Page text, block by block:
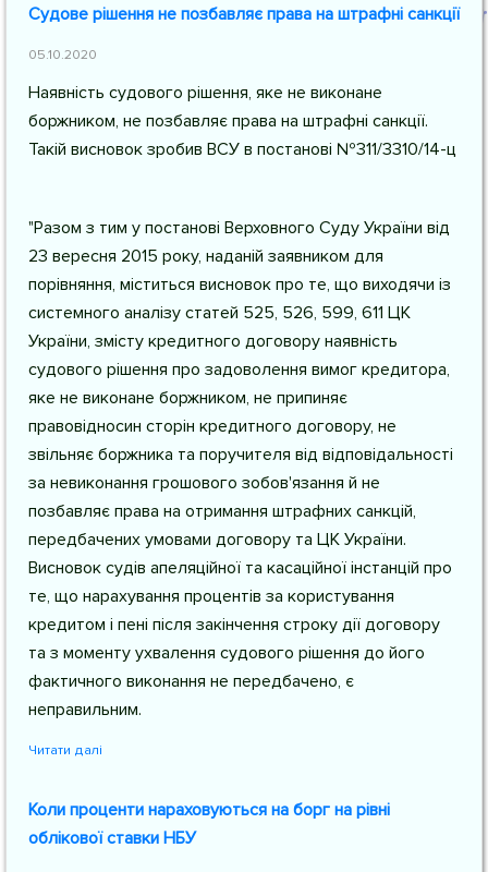
Судове рішення не позбавляє права на штрафні санкції
05.10.2020
Наявність судового рішення, яке не виконане
боржником, не позбавляє права на штрафні санкції.
Такій висновок зробив ВСУ в постанові №311/3310/14-ц
"Разом з тим у постанові Верховного Суду України від
23 вересня 2015 року, наданій заявником для
порівняння, міститься висновок про те, що виходячи із
системного аналізу статей 525, 526, 599, 611 ЦК
України, змісту кредитного договору наявність
судового рішення про задоволення вимог кредитора,
яке не виконане боржником, не припиняє
правовідносин сторін кредитного договору, не
звільняє боржника та поручителя від відповідальності
за невиконання грошового зобов'язання й не
позбавляє права на отримання штрафних санкцій,
передбачених умовами договору та ЦК України.
Висновок судів апеляційної та касаційної інстанцій про
те, що нарахування процентів за користування
кредитом і пені після закінчення строку дії договору
та з моменту ухвалення судового рішення до його
фактичного виконання не передбачено, є
неправильним.
Читати далі
Коли проценти нараховуються на борг на рівні
облікової ставки НБУ